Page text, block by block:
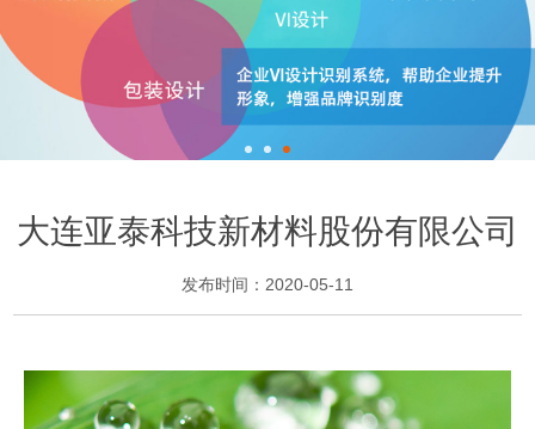
大连亚泰科技新材料股份有限公司
发布时间：2020-05-11